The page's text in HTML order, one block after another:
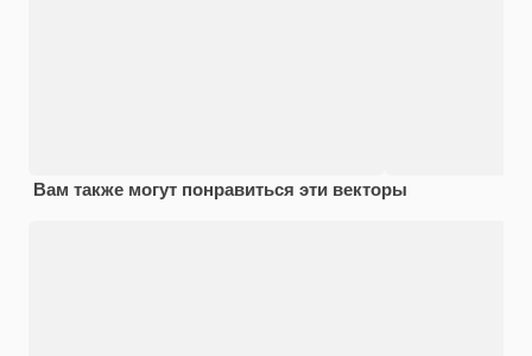
Вам также могут понравиться эти векторы